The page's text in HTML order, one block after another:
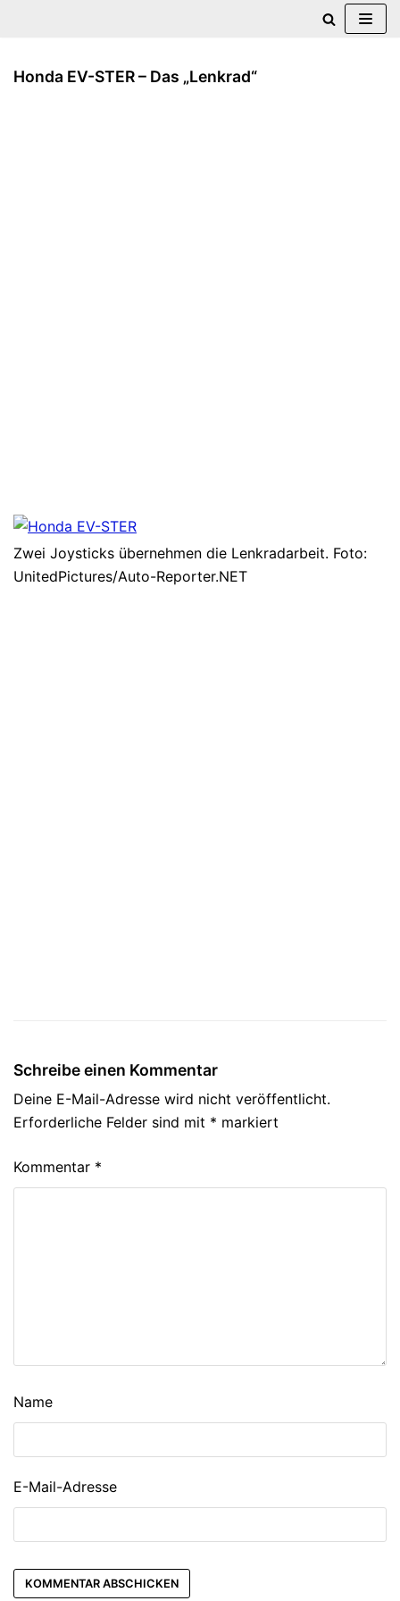
Inhalt
Honda EV-STER – Das „Lenkrad“
Zwei Joysticks übernehmen die Lenkradarbeit. Foto:
UnitedPictures/Auto-Reporter.NET
Schreibe einen Kommentar
Deine E-Mail-Adresse wird nicht veröffentlicht.
Erforderliche Felder sind mit * markiert
Kommentar *
Name
E-Mail-Adresse